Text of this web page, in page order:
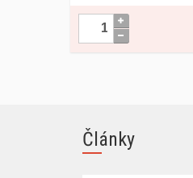
Články